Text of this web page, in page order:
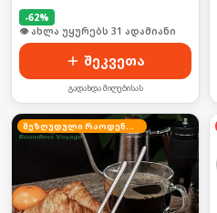
-62%
🛒 ბოლო 24სთ-ში იყიდა 41-მა
შეკვეთა
გადახდა მიღებისას
შეზღუდული რაოდენობა